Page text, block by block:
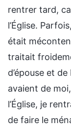
rentrer tard,
l’Église.
était
traitait
d’épouse et
avaient de
l’Église, je
de faire le